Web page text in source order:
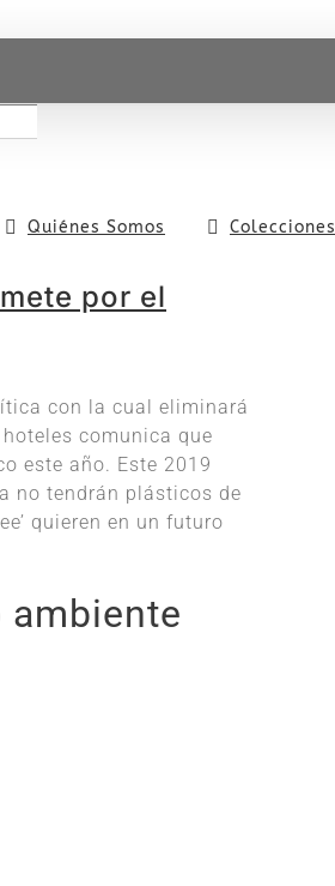
Quiénes Somos Colecciones
por el
con la cual eliminará
comunica que
este año. Este 2019
no tendrán plásticos de
quieren en un futuro